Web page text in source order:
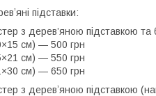
підставки:
з дерев’яною підставкою та
см) — 500 грн
см) — 550 грн
см) — 650 грн
з деревʼяною підставкою